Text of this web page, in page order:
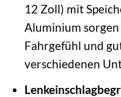
12 Zoll) mit
Aluminium
Fahrgefühl und
verschiedenen